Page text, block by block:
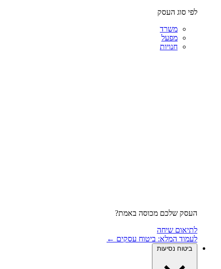
לפי סוג העסק
משרד
מפעל
חנויות
העסק שלכם מכוסה באמת?
לתיאום שיחה
לעמוד המלא: ביטוח עסקים ←
ביטוח נסיעות